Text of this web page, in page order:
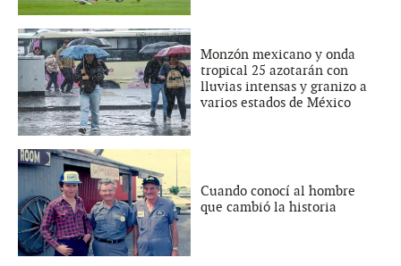
Monzón mexicano y onda
tropical 25 azotarán con
lluvias intensas y granizo a
varios estados de México
Cuando conocí al hombre
que cambió la historia